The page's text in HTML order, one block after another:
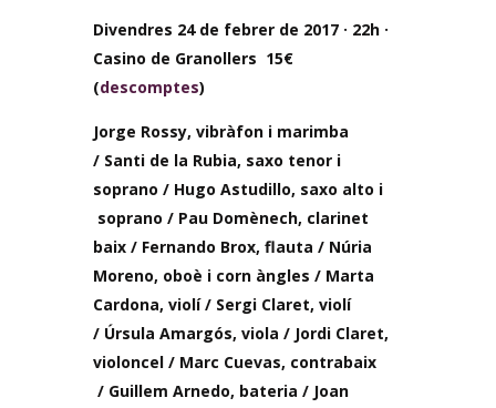
Divendres 24 de febrer de 2017 · 22h ·
Casino de Granollers 15€
(descomptes)
Jorge Rossy, vibràfon i marimba
/ Santi de la Rubia, saxo tenor i
soprano / Hugo Astudillo, saxo alto i
soprano / Pau Domènech, clarinet
baix / Fernando Brox, flauta / Núria
Moreno, oboè i corn àngles / Marta
Cardona, violí / Sergi Claret, violí
/ Úrsula Amargós, viola / Jordi Claret,
violoncel / Marc Cuevas, contrabaix
/ Guillem Arnedo, bateria / Joan